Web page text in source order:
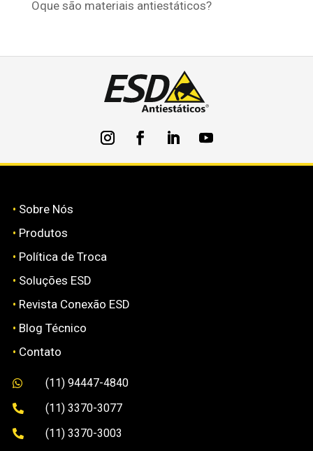
Oque são materiais antiestáticos?
• Sobre Nós
• Produtos
• Política de Troca
• Soluções ESD
• Revista Conexão ESD
• Blog Técnico
• Contato
 (11) 94447-4840
 (11) 3370-3077
 (11) 3370-3003